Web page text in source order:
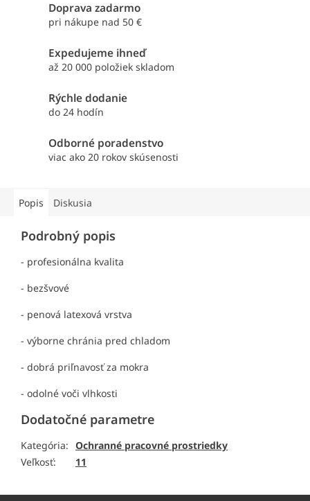
Doprava zadarmo
pri nákupe nad 50 €
Expedujeme ihneď
až 20 000 položiek skladom
Rýchle dodanie
do 24 hodín
Odborné poradenstvo
viac ako 20 rokov skúsenosti
Popis Diskusia
Podrobný popis
- profesionálna kvalita
- bezšvové
- penová latexová vrstva
- výborne chránia pred chladom
- dobrá priľnavosť za mokra
- odolné voči vlhkosti
Dodatočné parametre
Kategória: Ochranné pracovné prostriedky
Veľkosť: 11